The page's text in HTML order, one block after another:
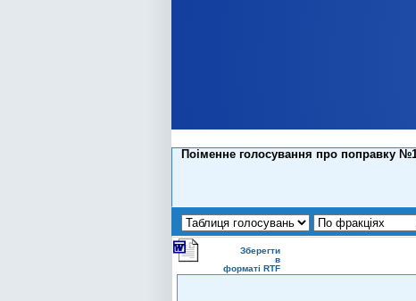
Поіменне голосування про поправку
Зберегти
в
форматі RTF